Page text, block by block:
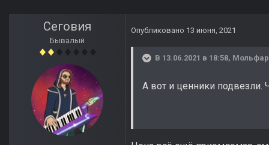
Сеговия
Бывалый
Опубликовано 13 июня, 2021
В 13.06.2021 в 18:58, Мольфар
А вот и ценники